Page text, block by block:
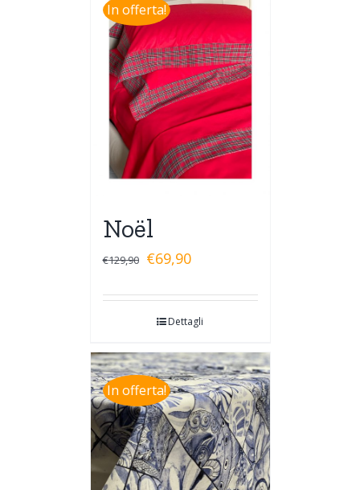
In offerta!
Noël
€129,90 €69,90
Dettagli
In offerta!